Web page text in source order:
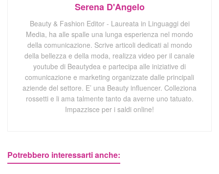
Serena D'Angelo
Beauty & Fashion Editor - Laureata in Linguaggi dei
Media, ha alle spalle una lunga esperienza nel mondo
della comunicazione. Scrive articoli dedicati al mondo
della bellezza e della moda, realizza video per il canale
youtube di Beautydea e partecipa alle iniziative di
comunicazione e marketing organizzate dalle principali
aziende del settore. E’ una Beauty influencer. Colleziona
rossetti e li ama talmente tanto da averne uno tatuato.
Impazzisce per i saldi online!
Potrebbero interessarti anche: